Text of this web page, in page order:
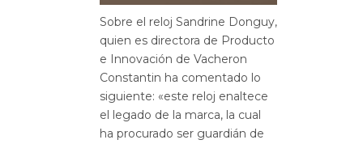
Sobre el reloj Sandrine Donguy,
quien es directora de Producto
e Innovación de Vacheron
Constantin ha comentado lo
siguiente: «este reloj enaltece
el legado de la marca, la cual
ha procurado ser guardián de